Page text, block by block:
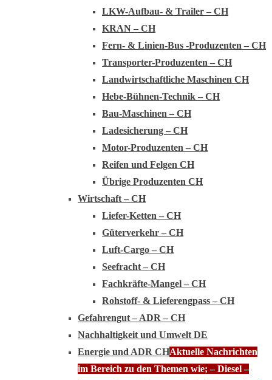
LKW-Aufbau- & Trailer – CH
KRAN – CH
Fern- & Linien-Bus -Produzenten – CH
Transporter-Produzenten – CH
Landwirtschaftliche Maschinen CH
Hebe-Bühnen-Technik – CH
Bau-Maschinen – CH
Ladesicherung – CH
Motor-Produzenten – CH
Reifen und Felgen CH
Übrige Produzenten CH
Wirtschaft – CH
Liefer-Ketten – CH
Güterverkehr – CH
Luft-Cargo – CH
Seefracht – CH
Fachkräfte-Mangel – CH
Rohstoff- & Lieferengpass – CH
Gefahrengut – ADR – CH
Nachhaltigkeit und Umwelt DE
Energie und ADR CHAktuelle Nachrichten
im Bereich zu den Themen wie; – Diesel –